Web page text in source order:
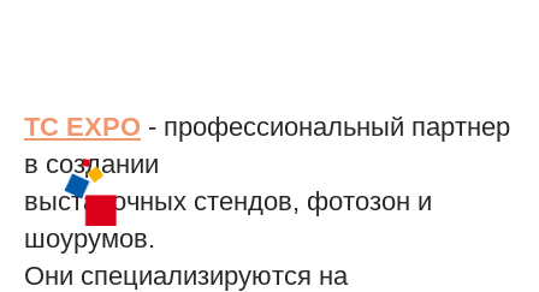
TC EXPO - профессиональный партнер
в создании
выставочных стендов, фотозон и
шоурумов.
Они специализируются на